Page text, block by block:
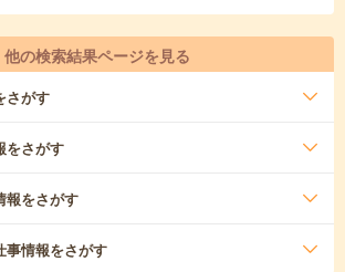
他の検索結果ページを見る
さがす
をさがす
報をさがす
事情報をさがす